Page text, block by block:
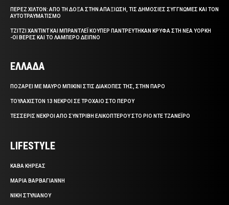
ΠΕΡΕΖ ΧΙΛΤΟΝ: ΑΠΟ ΤΗ ΔΟΞΑ ΣΤΗΝ ΑΠΑΞΙΩΣΗ, ΤΙΣ ΔΗΜΟΣΙΕΣ ΣΥΓΓΝΩΜΕΣ ΚΑΙ ΤΟΝ
ΑΥΤΟΤΡΑΥΜΑΤΙΣΜΟ
ΤΖΙΤΖΙ ΧΑΝΤΙΝΤ ΚΑΙ ΜΠΡΑΝΤΛΕΪ ΚΟΥΠΕΡ ΠΑΝΤΡΕΥΤΗΚΑΝ ΚΡΥΦΑ ΣΤΗ ΝΕΑ ΥΟΡΚΗ
-ΟΙ ΒΕΡΕΣ ΚΑΙ ΤΟ ΛΑΜΠΕΡΟ ΔΕΙΠΝΟ
ΕΛΛΑΔΑ
ΠΟΖΑΡΕΙ ΜΕ ΜΑΥΡΟ ΜΠΙΚΙΝΙ ΣΤΙΣ ΔΙΑΚΟΠΕΣ ΤΗΣ, ΣΤΗΝ ΠΑΡΟ
ΤΟΥΛΑΧΙΣΤΟΝ 13 ΝΕΚΡΟΙ ΣΕ ΤΡΟΧΑΙΟ ΣΤΟ ΠΕΡΟΥ
ΤΕΣΣΕΡΙΣ ΝΕΚΡΟΙ ΑΠΟ ΣΥΝΤΡΙΒΗ ΕΛΙΚΟΠΤΕΡΟΥ ΣΤΟ ΡΙΟ ΝΤΕ ΤΖΑΝΕΪΡΟ
LIFESTYLE
ΚΑΒΑ ΚΗΡΕΑΣ
ΜΑΡΙΑ ΒΑΡΒΑΓΙΑΝΝΗ
ΝΙΚΗ ΣΤΥΛΙΑΝΟΥ